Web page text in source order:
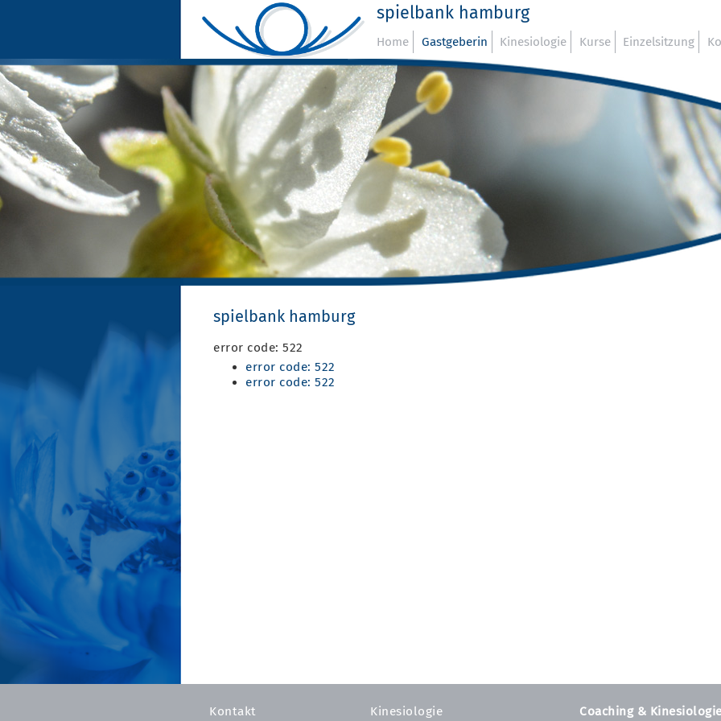
spielbank hamburg
Home Gastgeberin Kinesiologie Kurse Einzelsitzung
spielbank hamburg
error code: 522
error code: 522
error code: 522
Kontakt
Kinesiologie
Coaching &